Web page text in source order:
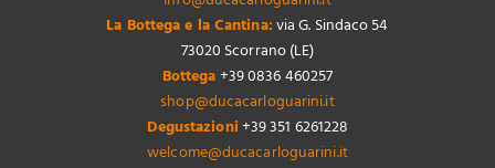
La Bottega e la Cantina:via G. Sindaco 54
73020 Scorrano (LE)
Bottega+39 0836 460257
shop@ducacarloguarini.it
Degustazioni+39 351 6261228
welcome@ducacarloguarini.it